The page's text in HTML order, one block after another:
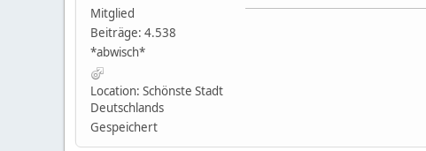
Mitglied
Beiträge: 4.538
*abwisch*
Location: Schönste Stadt
Deutschlands
Gespeichert